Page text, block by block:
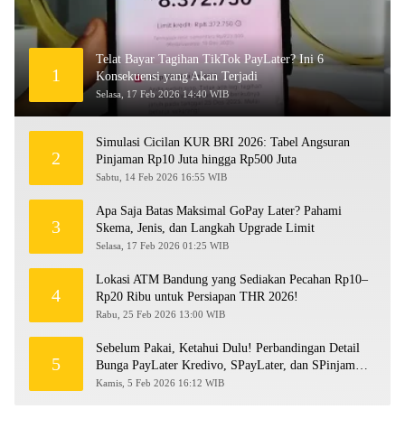
1
Telat Bayar Tagihan TikTok PayLater? Ini 6
Konsekuensi yang Akan Terjadi
Selasa, 17 Feb 2026 14:40 WIB
2
Simulasi Cicilan KUR BRI 2026: Tabel Angsuran
Pinjaman Rp10 Juta hingga Rp500 Juta
Sabtu, 14 Feb 2026 16:55 WIB
3
Apa Saja Batas Maksimal GoPay Later? Pahami
Skema, Jenis, dan Langkah Upgrade Limit
Selasa, 17 Feb 2026 01:25 WIB
4
Lokasi ATM Bandung yang Sediakan Pecahan Rp10–
Rp20 Ribu untuk Persiapan THR 2026!
Rabu, 25 Feb 2026 13:00 WIB
5
Sebelum Pakai, Ketahui Dulu! Perbandingan Detail
Bunga PayLater Kredivo, SPayLater, dan SPinjam
2026
Kamis, 5 Feb 2026 16:12 WIB